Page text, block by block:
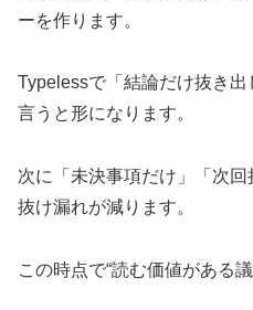
ーを作ります。
Typelessで「結論だけ抜き
言うと形になります。
次に「未決事項だけ」「次回
抜け漏れが減ります。
この時点で“読む価値がある